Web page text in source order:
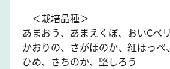
＜栽培品種＞
あまおう、あまえくぼ、おいCベ
かおりの、さがほのか、紅ほっぺ
ひめ、さちのか、堅しろう